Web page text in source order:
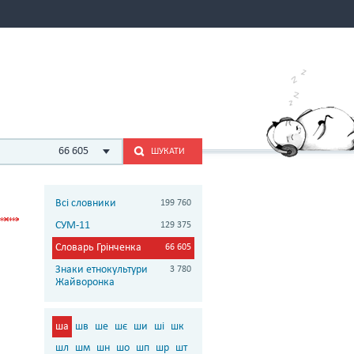
66 605 ШУКАТИ
Всі словники 199 760
СУМ-11 129 375
Словарь Грінченка 66 605
Знаки етнокультури
Жайворонка
3 780
ша шв ше шє ши ші шк
шл
шм шн шо шп шр шт